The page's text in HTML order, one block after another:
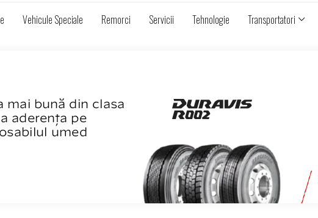
Vehicule Speciale Remorci Servicii Tehnologie Transportatori